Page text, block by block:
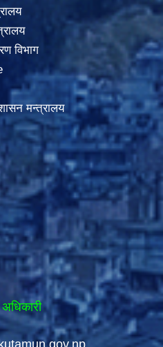
विभाग
मन्त्रालय